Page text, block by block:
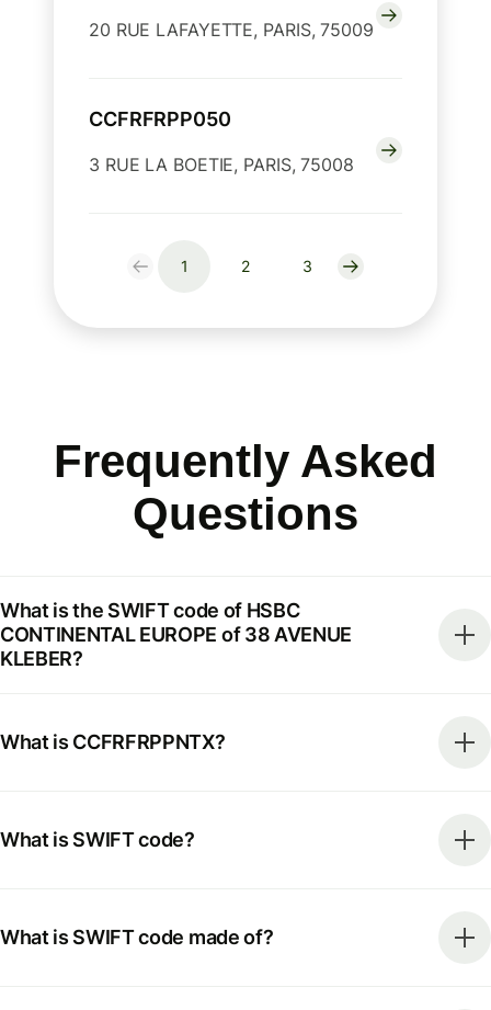
20 RUE LAFAYETTE, PARIS, 75009
CCFRFRPP050
3 RUE LA BOETIE, PARIS, 75008
1 2 3
Frequently Asked
Questions
What is the SWIFT code of HSBC
CONTINENTAL EUROPE of 38 AVENUE
KLEBER?
What is CCFRFRPPNTX?
What is SWIFT code?
What is SWIFT code made of?